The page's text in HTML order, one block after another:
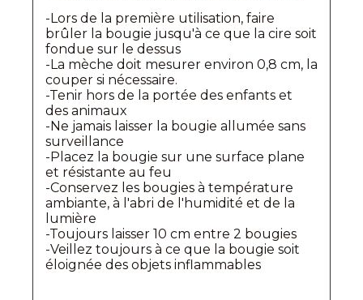
-Lors de la première utilisation, faire
brûler la bougie jusqu'à ce que la cire soit
fondue sur le dessus
-La mèche doit mesurer environ 0,8 cm, la
couper si nécessaire.
-Tenir hors de la portée des enfants et
des animaux
-Ne jamais laisser la bougie allumée sans
surveillance
-Placez la bougie sur une surface plane
et résistante au feu
-Conservez les bougies à température
ambiante, à l'abri de l'humidité et de la
lumière
-Toujours laisser 10 cm entre 2 bougies
-Veillez toujours à ce que la bougie soit
éloignée des objets inflammables